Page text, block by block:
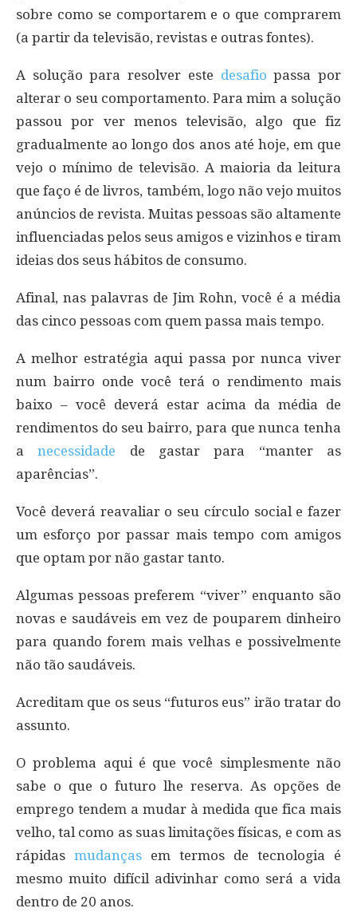
sobre como se comportarem e o que comprarem
(a partir da televisão, revistas e outras fontes).
A solução para resolver este desafio passa por
alterar o seu comportamento. Para mim a solução
passou por ver menos televisão, algo que fiz
gradualmente ao longo dos anos até hoje, em que
vejo o mínimo de televisão. A maioria da leitura
que faço é de livros, também, logo não vejo muitos
anúncios de revista. Muitas pessoas são altamente
influenciadas pelos seus amigos e vizinhos e tiram
ideias dos seus hábitos de consumo.
Afinal, nas palavras de Jim Rohn, você é a média
das cinco pessoas com quem passa mais tempo.
A melhor estratégia aqui passa por nunca viver
num bairro onde você terá o rendimento mais
baixo – você deverá estar acima da média de
rendimentos do seu bairro, para que nunca tenha
anecessidade de gastar para “manter as
aparências”.
Você deverá reavaliar o seu círculo social e fazer
um esforço por passar mais tempo com amigos
que optam por não gastar tanto.
Algumas pessoas preferem “viver” enquanto são
novas e saudáveis em vez de pouparem dinheiro
para quando forem mais velhas e possivelmente
não tão saudáveis.
Acreditam que os seus “futuros eus” irão tratar do
assunto.
O problema aqui é que você simplesmente não
sabe o que o futuro lhe reserva. As opções de
emprego tendem a mudar à medida que fica mais
velho, tal como as suas limitações físicas, e com as
rápidas mudanças em termos de tecnologia é
mesmo muito difícil adivinhar como será a vida
dentro de 20 anos.